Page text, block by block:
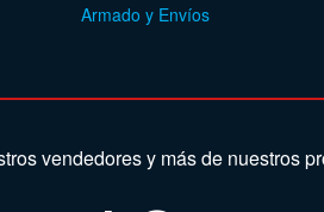
Armado y Envíos
vendedores y más de nuestros